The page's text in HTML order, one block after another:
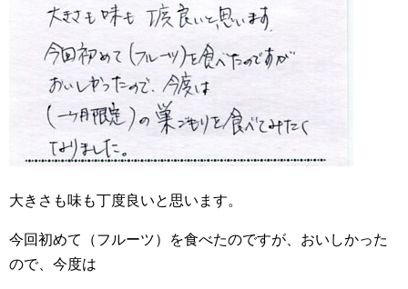
大きさも味も丁度良いと思います。
今回初めて（フルーツ）を食べたのですが、おいしかった
ので、今度は